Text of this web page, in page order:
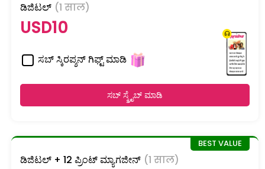
ಡಿಜಿಟಲ್ (1 साल)
USD10
ಸಬ್ ಸ್ಕಿರಪ್ಶನ್ ಗಿಫ್ಟ್ ಮಾಡಿ
ಸಬ್ ಸ್ಕ್ರೈಬ್ ಮಾಡಿ
ಡಿಜಿಟಲ್ + 12 ಪ್ರಿಂಟ್ ಮ್ಯಾಗಜೀನ್ (1 साल)